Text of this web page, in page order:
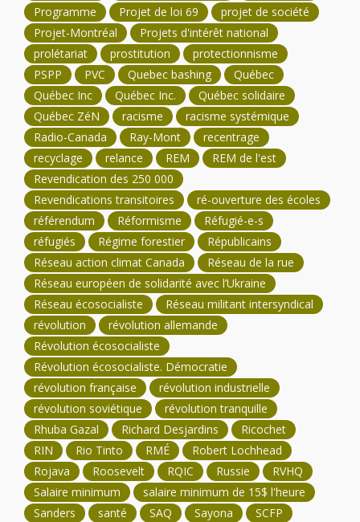
Programme
Projet de loi 69
projet de société
Projet-Montréal
Projets d'intérêt national
prolétariat
prostitution
protectionnisme
PSPP
PVC Quebec bashing
Québec
Québec Inc
Québec Inc.
Québec solidaire
Québec ZéN
racisme
racisme systémique
Radio-Canada
Ray-Mont
recentrage
recyclage
relance REM
REM de l'est
Revendication des 250 000
Revendications transitoires
ré-ouverture des écoles
référendum
Réformisme
Réfugié-e-s
réfugiés
Régime forestier
Républicains
Réseau action climat Canada
Réseau de la rue
Réseau européen de solidarité avec l’Ukraine
Réseau écosocialiste
Réseau militant intersyndical
révolution
révolution allemande
Révolution écosocialiste
Révolution écosocialiste. Démocratie
révolution française
révolution industrielle
révolution soviétique
révolution tranquille
Rhuba Gazal
Richard Desjardins
Ricochet
RIN
Rio Tinto RMÉ
Robert Lochhead
Rojava
Roosevelt RQIC Russie
RVHQ
Salaire minimum
salaire minimum de 15$ l'heure
Sanders
santé SAQ Sayona
SCFP